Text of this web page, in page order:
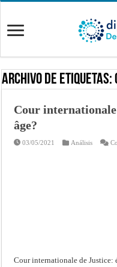
Archivo de Etiquetas:
Cour
âge?
03/05/2021 Análisis
Cour internationale de Justice: